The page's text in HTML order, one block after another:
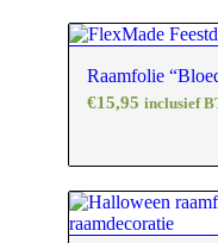
Raamfolie
€15,95 inclusief